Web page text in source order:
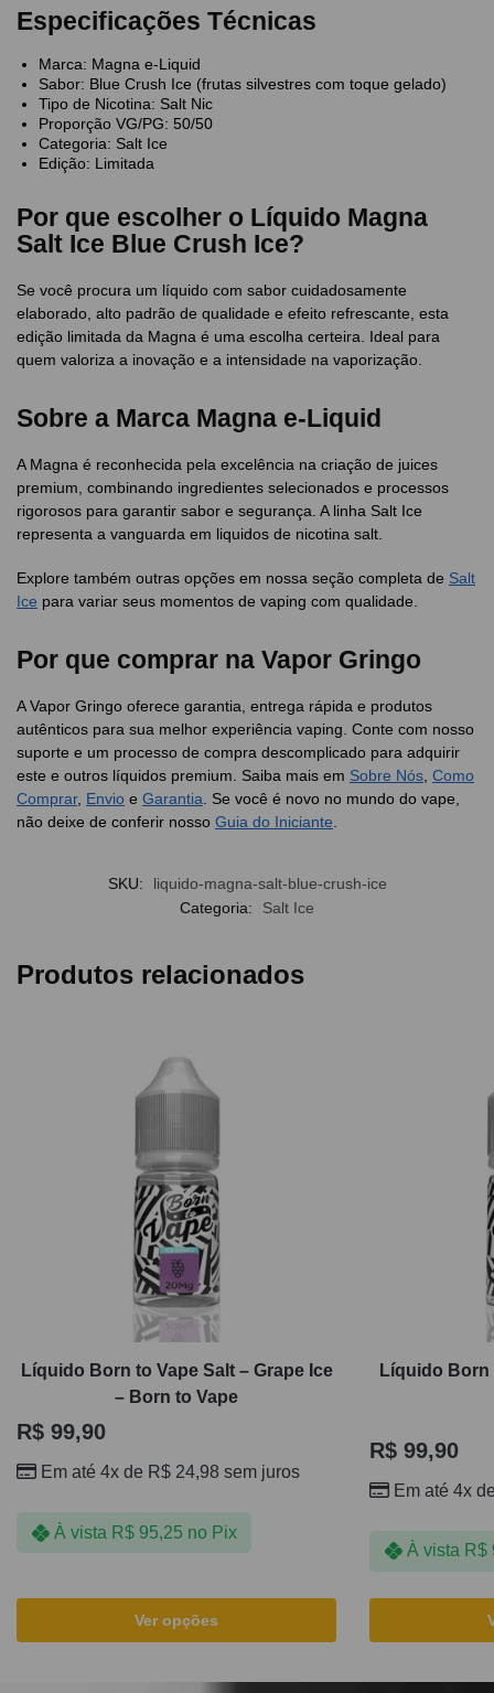
Especificações Técnicas
Marca: Magna e-Liquid
Sabor: Blue Crush Ice (frutas silvestres com toque gelado)
Tipo de Nicotina: Salt Nic
Proporção VG/PG: 50/50
Categoria: Salt Ice
Edição: Limitada
Por que escolher o Líquido Magna
Salt Ice Blue Crush Ice?
Se você procura um líquido com sabor cuidadosamente
elaborado, alto padrão de qualidade e efeito refrescante, esta
edição limitada da Magna é uma escolha certeira. Ideal para
quem valoriza a inovação e a intensidade na vaporização.
Sobre a Marca Magna e-Liquid
A Magna é reconhecida pela excelência na criação de juices
premium, combinando ingredientes selecionados e processos
rigorosos para garantir sabor e segurança. A linha Salt Ice
representa a vanguarda em liquidos de nicotina salt.
Explore também outras opções em nossa seção completa de Salt
Ice para variar seus momentos de vaping com qualidade.
Por que comprar na Vapor Gringo
A Vapor Gringo oferece garantia, entrega rápida e produtos
autênticos para sua melhor experiência vaping. Conte com nosso
suporte e um processo de compra descomplicado para adquirir
este e outros líquidos premium. Saiba mais em Sobre Nós Como
Comprar, Envio e Garantia . Se você é novo no mundo do vape,
não deixe de conferir nosso Guia do Iniciante
SKU:
liquido-magna-salt-blue-crush-ice
Categoria:
Salt Ice
Produtos relacionados
Líquido Born to Vape Salt – Grape Ice
– Born to Vape
R$ 99,90
Em até 4x de R$ 24,98 sem juros
À vista R$95,25 no Pix
Ver opções
Líquido Born
R$ 99,90
Em até 4x
À vista R$